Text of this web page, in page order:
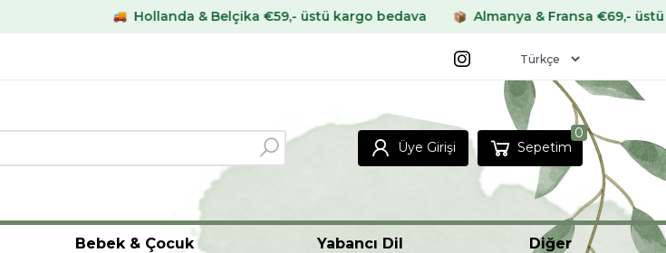
Hollanda & Belçika €59,- üstü kargo bedava Almanya & Fransa €69,- üstü kargo bedava
Üye Girişi Sepetim
0
Bebek & Çocuk Yabancı Dil Diğer